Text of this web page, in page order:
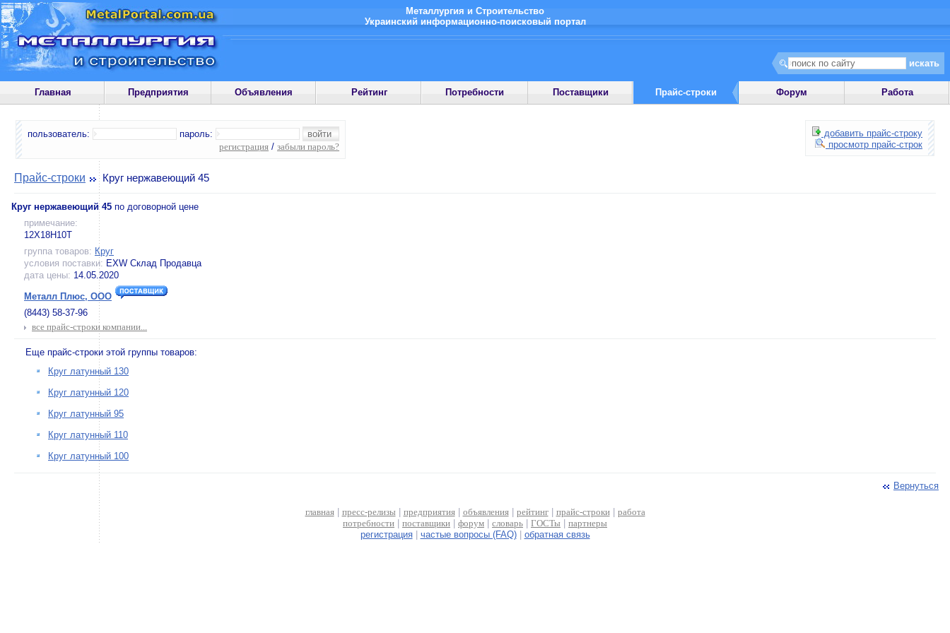
Металлургия и Строительство
Украинский информационно-поисковый портал
Главная Предприятия Объявления Рейтинг Потребности Поставщики Прайс-строки Форум Работа
пользователь:
пароль:
регистрация / забыли пароль?
добавить прайс-строку
просмотр прайс-строк
Прайс-строки Круг нержавеющий 45
Круг нержавеющий 45 по договорной цене
примечание:
12Х18Н10Т
группа товаров: Круг
условия поставки: EXW Склад Продавца
дата цены: 14.05.2020
Металл Плюс, ООО
(8443) 58-37-96
все прайс-строки компании...
Еще прайс-строки этой группы товаров:
Круг латунный 130
Круг латунный 120
Круг латунный 95
Круг латунный 110
Круг латунный 100
Вернуться
главная| пресс-релизы предприятия| объявления| рейтинг| прайс-строки| работа
потребности
поставщики форум словарь ГОСТы
партнеры
регистрация| частые вопросы (FAQ)| обратная связь